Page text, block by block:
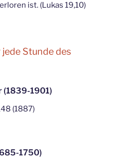
ist. (Lukas 19,10)
Stunde des
(1839-1901)
(1887)
1750)